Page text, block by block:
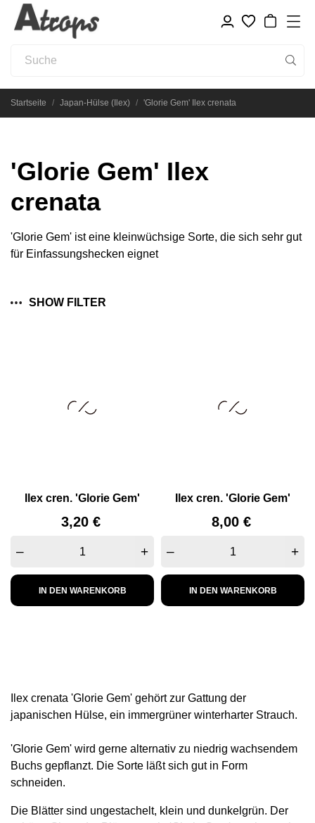
Startseite Japan-Hülse (Ilex) 'Glorie Gem' Ilex crenata
'Glorie Gem' Ilex
crenata
'Glorie Gem' ist eine kleinwüchsige Sorte, die sich sehr gut
für Einfassungshecken eignet
SHOW FILTER
Ilex cren. 'Glorie Gem'
Preis
3,20 €
– +
IN DEN WARENKORB
Ilex cren. 'Glorie Gem'
Preis
8,00 €
– +
IN DEN WARENKORB
Ilex crenata 'Glorie Gem' gehört zur Gattung der
japanischen Hülse, ein immergrüner winterharter Strauch.
'Glorie Gem' wird gerne alternativ zu niedrig wachsendem
Buchs gepflanzt. Die Sorte läßt sich gut in Form
schneiden.
Die Blätter sind ungestachelt, klein und dunkelgrün. Der